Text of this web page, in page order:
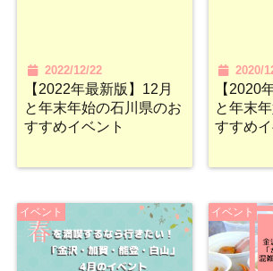
2022/12/22
【2022年最新版】12月
と年末年始の石川県のお
すすめイベント
2020/
【2020
と年末
すすめ
イベント イベント